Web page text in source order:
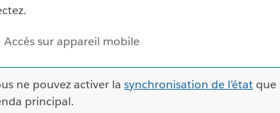
Accès sur appareil mobile
ne pouvez activer la synchronisation de l’étatque
principal.